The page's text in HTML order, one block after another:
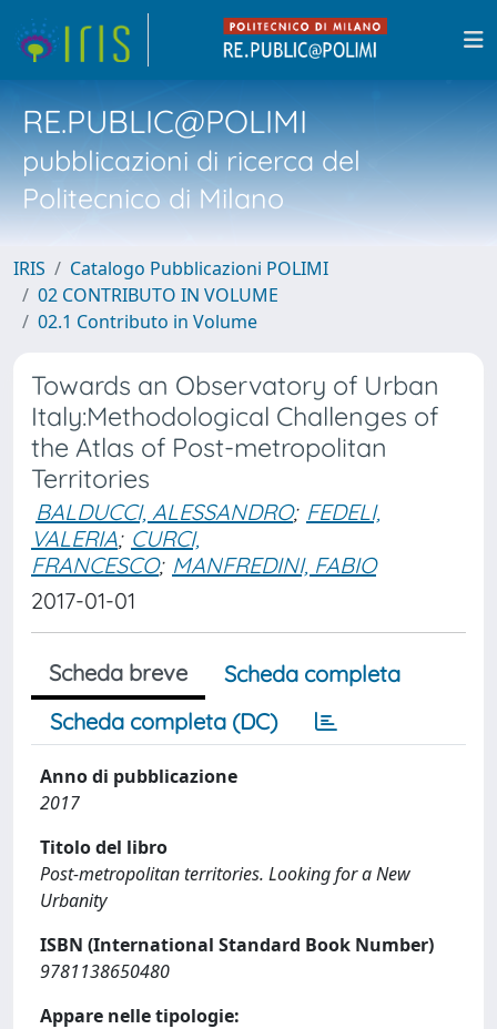
RE.PUBLIC@POLIMI
pubblicazioni di ricerca del
Politecnico di Milano
IRIS
Catalogo Pubblicazioni POLIMI
02 CONTRIBUTO IN VOLUME
02.1 Contributo in Volume
Towards an Observatory of Urban
Italy:Methodological Challenges of
the Atlas of Post-metropolitan
Territories
BALDUCCI, ALESSANDRO; FEDELI,
VALERIA; CURCI,
FRANCESCO; MANFREDINI, FABIO
2017-01-01
Scheda breve
Scheda completa
Scheda completa (DC)
Anno di pubblicazione
2017
Titolo del libro
Post-metropolitan territories. Looking for a New
Urbanity
ISBN (International Standard Book Number)
9781138650480
Appare nelle tipologie: